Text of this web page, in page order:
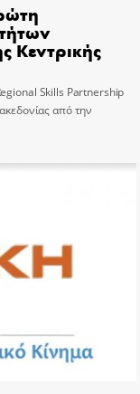
Κεντρικής
Skills Partnership
από την